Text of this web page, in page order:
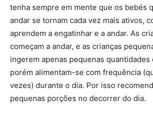
tenha sempre em mente que os bebés
andar se tornam cada vez mais ativos,
aprendem a engatinhar e a andar. As
começam a andar, e as crianças
ingerem apenas pequenas quantidades
porém alimentam-se com frequência
vezes) durante o dia. Por isso
pequenas porções no decorrer do dia.